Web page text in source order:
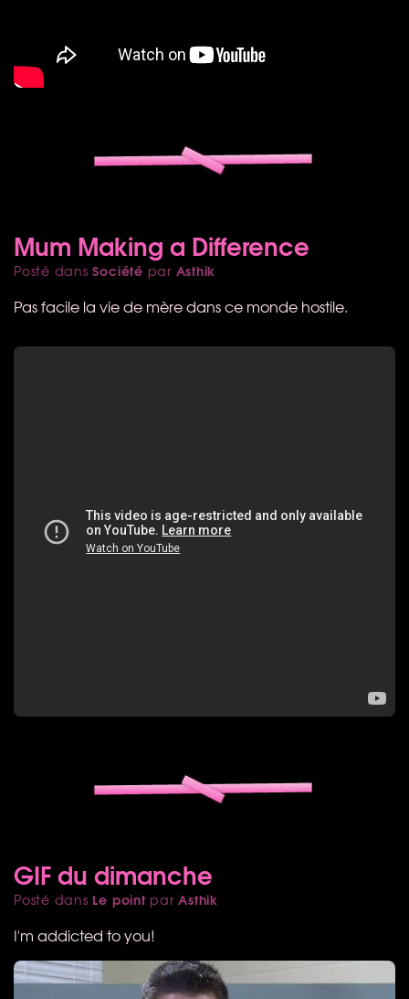
Mum Making a Difference
Posté dansSociété par Asthik
Pas facile la vie de mère dans ce monde hostile.
GIF du dimanche
Posté dans Le point parAsthik
I'm addicted to you!